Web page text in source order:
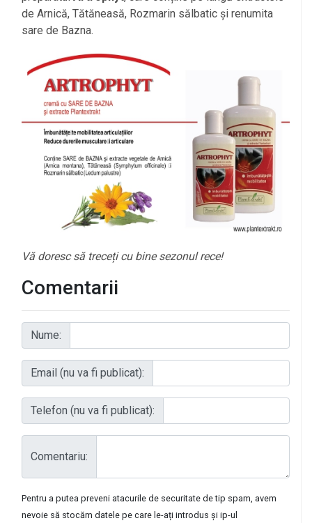
de Arnică, Tătăneasă, Rozmarin sălbatic și renumita
sare de Bazna.
Vă doresc să treceți cu bine sezonul rece!
Comentarii
Nume:
Email (nu va fi publicat):
Telefon (nu va fi publicat):
Comentariu:
Pentru a putea preveni atacurile de securitate de tip spam, avem
nevoie să stocăm datele pe care le-ați introdus și ip-ul